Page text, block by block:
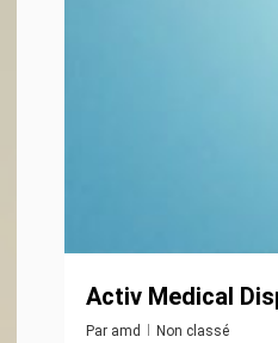
Activ Medical
Par amd Non classé